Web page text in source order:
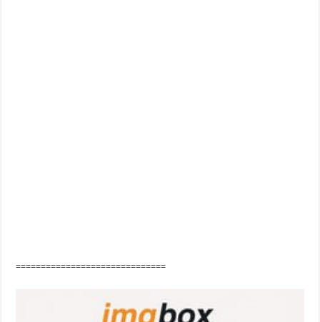
==============================